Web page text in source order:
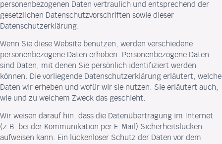
personenbezogenen Daten vertraulich und entsprechend der
gesetzlichen Datenschutzvorschriften sowie dieser
Datenschutzerklärung.
Wenn Sie diese Website benutzen, werden verschiedene
personenbezogene Daten erhoben. Personenbezogene Daten
sind Daten, mit denen Sie persönlich identifiziert werden
können. Die vorliegende Datenschutzerklärung erläutert, welche
Daten wir erheben und wofür wir sie nutzen. Sie erläutert auch,
wie und zu welchem Zweck das geschieht.
Wir weisen darauf hin, dass die Datenübertragung im Internet
(z.B. bei der Kommunikation per E-Mail) Sicherheitslücken
aufweisen kann. Ein lückenloser Schutz der Daten vor dem